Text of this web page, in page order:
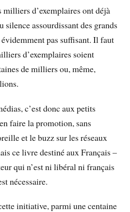
d’exemplaires ont déjà
silence assourdissant des grands
pas suffisant. Il faut
d’exemplaires soient
de milliers ou, même,
c’est donc aux petits
faire la promotion, sans
et le buzz sur les réseaux
ce livre destiné aux Français –
qui n’est ni libéral ni français
nécessaire.
initiative, parmi une centaine